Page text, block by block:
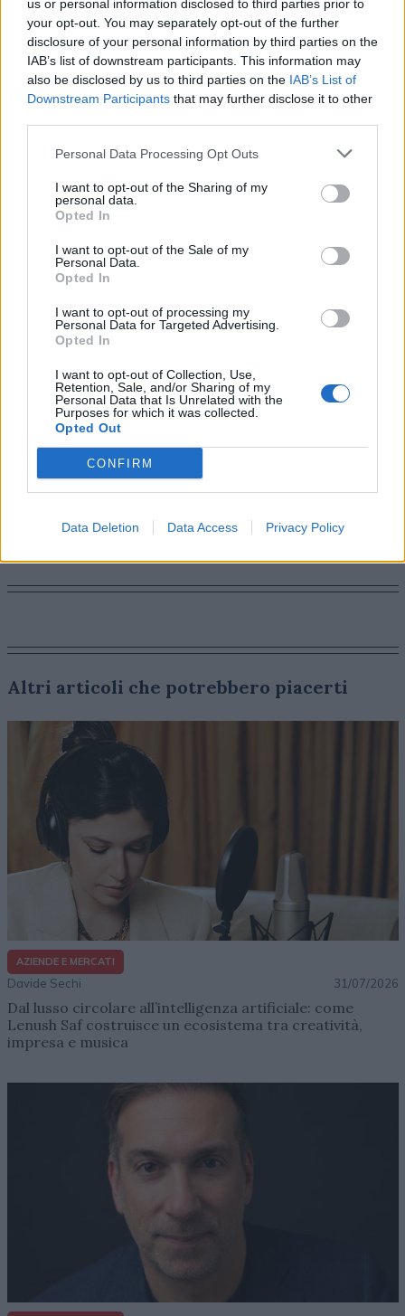
us or personal information disclosed to third parties prior to
your opt-out. You may separately opt-out of the further
disclosure of your personal information by third parties on the
IAB’s list of downstream participants. This information may
also be disclosed by us to third parties on the IAB’s List of
Downstream Participants that may further disclose it to other
Personal Data Processing Opt Outs
I want to opt-out of the Sharing of my
personal data.
Opted In
I want to opt-out of the Sale of my
Personal Data.
Opted In
I want to opt-out of processing my
Personal Data for Targeted Advertising.
Opted In
I want to opt-out of Collection, Use,
Retention, Sale, and/or Sharing of my
Personal Data that Is Unrelated with the
Purposes for which it was collected.
Opted Out
CONFIRM
Data Deletion Data Access Privacy Policy
Sul fronte serie tv sono arrivo altri titoli originali: uno sul
caso diMelania Rea , la comedy ‘Peccato’ con
Emanuela Fanelli, ‘In utero’ conSergio Castellitto.
Sono anche stati annunciati i docu-film su Gina
Lollobrigida e sulla vicenda di Saman Abbas. Non ci
sono dati ufficiali sugli obiettivi di abbonamento di
ne vanta oltre 150 milioni. La strategia, in generale,
limitare al massimo l’esposizione in chiaro; tuttavia, un
prodotto come ‘Portobello’ potrebbe avere anche un
quanto riguarda, invece,Sky«è un player importante
con cui continuiamo ad avere comunque rapporti di
in mille modi. In un mercato come quello italiano non ci
sono mille soggetti e quelli rilevanti devono trovare
discussioni sono veramente su tanti ambiti, dovremo
capire qual è la combinazione che va bene a loro e va
bene a noi. Sui tempi siamo sempre aperti. The sooner
the better, come dicono gli inglesi».
Altri articoli che potrebbero piacerti
AZIENDE E MERCATI
Davide Sechi 31/07/2026
Dal lusso circolare all’intelligenza artificiale: come
Lenush Saf costruisce un ecosistema tra creatività,
impresa e musica